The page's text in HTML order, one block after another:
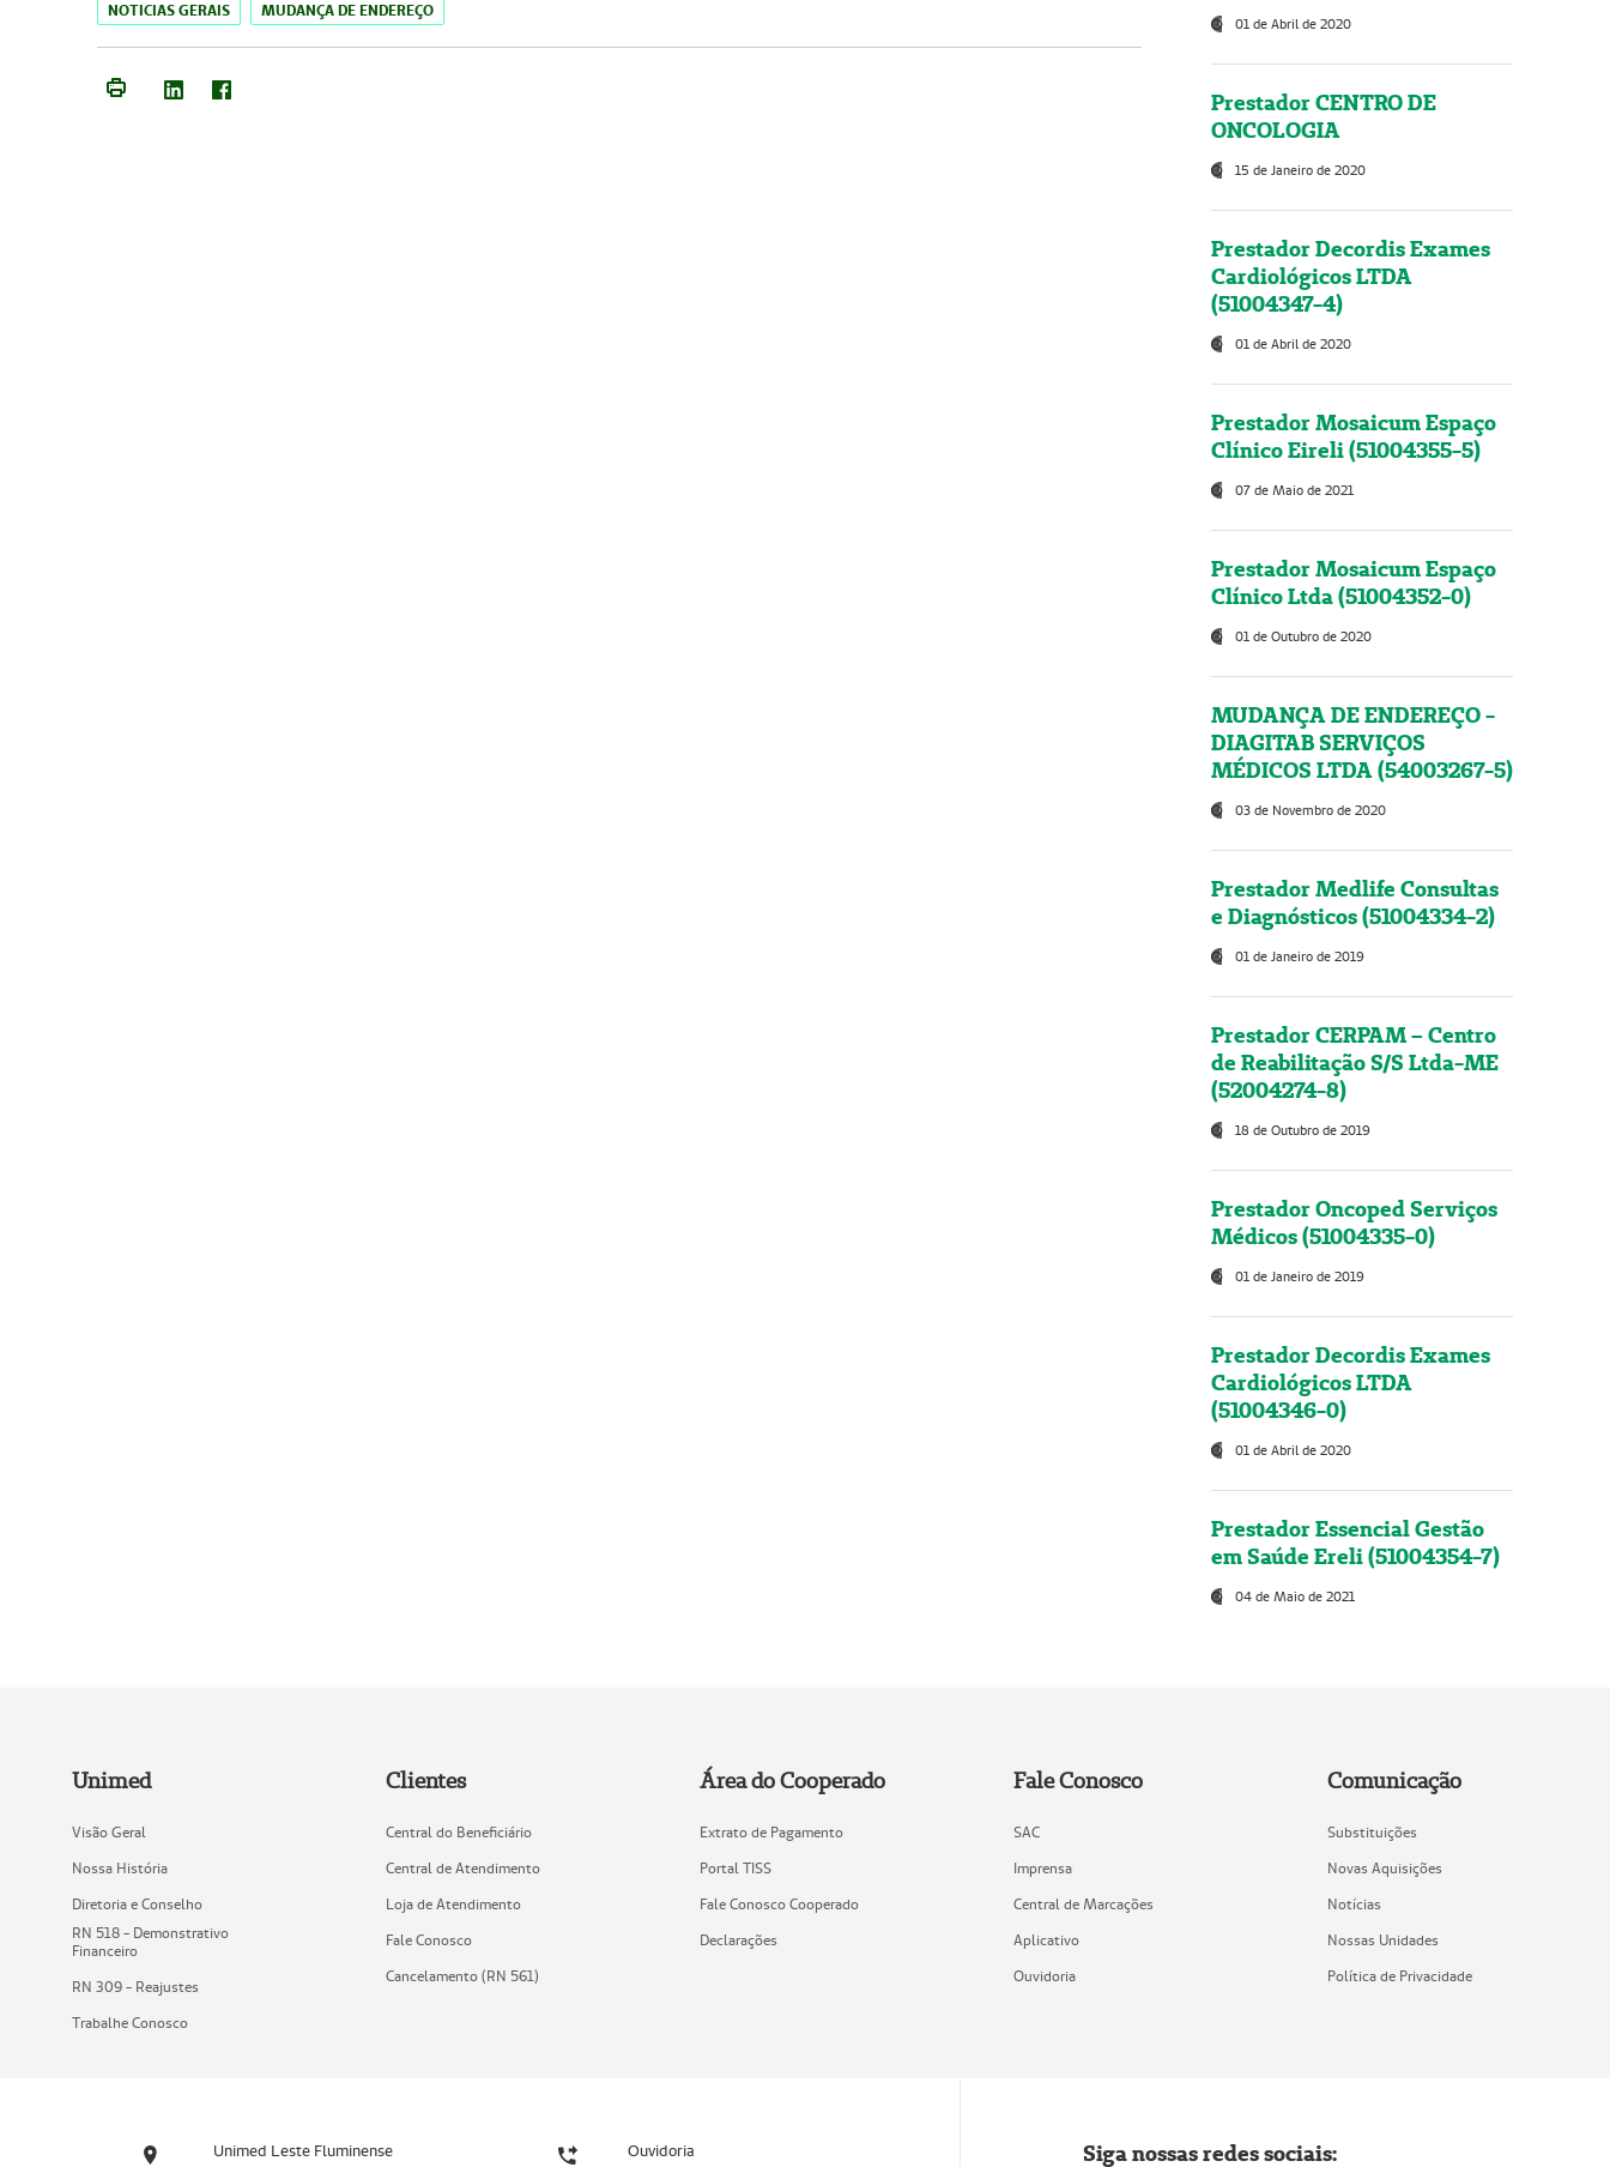
NOTICIAS GERAIS MUDANÇA DE ENDEREÇO
01 de Abril de 2020
Prestador CENTRO DE
ONCOLOGIA
15 de Janeiro de 2020
Prestador Decordis Exames
Cardiológicos LTDA
(51004347-4)
01 de Abril de 2020
Prestador Mosaicum Espaço
Clínico Eireli (51004355-5)
07 de Maio de 2021
Prestador Mosaicum Espaço
Clínico Ltda (51004352-0)
01 de Outubro de 2020
MUDANÇA DE ENDEREÇO -
DIAGITAB SERVIÇOS
MÉDICOS LTDA (54003267-5)
03 de Novembro de 2020
Prestador Medlife Consultas
e Diagnósticos (51004334-2)
01 de Janeiro de 2019
Prestador CERPAM – Centro
de Reabilitação S/S Ltda-ME
(52004274-8)
18 de Outubro de 2019
Prestador Oncoped Serviços
Médicos (51004335-0)
01 de Janeiro de 2019
Prestador Decordis Exames
Cardiológicos LTDA
(51004346-0)
01 de Abril de 2020
Prestador Essencial Gestão
em Saúde Ereli (51004354-7)
04 de Maio de 2021
Unimed
Visão Geral
Nossa História
Diretoria e Conselho
RN 518 - Demonstrativo
Financeiro
RN 309 - Reajustes
Trabalhe Conosco
Clientes
Central do Beneficiário
Central de Atendimento
Loja de Atendimento
Fale Conosco
Cancelamento (RN 561)
Área do Cooperado
Extrato de Pagamento
Portal TISS
Fale Conosco Cooperado
Declarações
Fale Conosco
SAC
Imprensa
Central de Marcações
Aplicativo
Ouvidoria
Comunicação
Substituições
Novas Aquisições
Notícias
Nossas Unidades
Política de Privacidade
Unimed Leste Fluminense Ouvidoria Siga nossas redes sociais: